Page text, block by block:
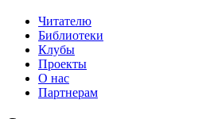
Читателю
Библиотеки
Клубы
Проекты
О нас
Партнерам